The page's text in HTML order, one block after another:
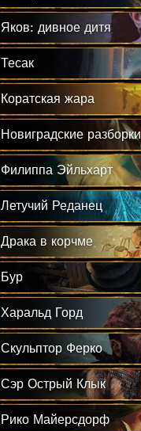
Яков: дивное дитя
Тесак
Коратская жара
Новиградские разборки
Филиппа Эйльхарт
Летучий Реданец
Драка в корчме
Бур
Харальд Горд
Скульптор Ферко
Сэр Острый Клык
Рико Майерсдорф